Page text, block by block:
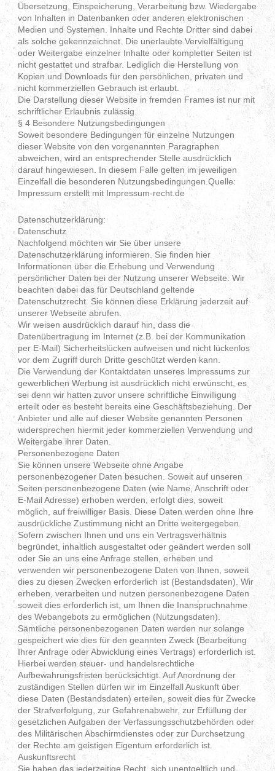
Übersetzung, Einspeicherung, Verarbeitung bzw. Wiedergabe
von Inhalten in Datenbanken oder anderen elektronischen
Medien und Systemen. Inhalte und Rechte Dritter sind dabei
als solche gekennzeichnet. Die unerlaubte Vervielfältigung
oder Weitergabe einzelner Inhalte oder kompletter Seiten ist
nicht gestattet und strafbar. Lediglich die Herstellung von
Kopien und Downloads für den persönlichen, privaten und
nicht kommerziellen Gebrauch ist erlaubt.
Die Darstellung dieser Website in fremden Frames ist nur mit
schriftlicher Erlaubnis zulässig.
§ 4 Besondere Nutzungsbedingungen
Soweit besondere Bedingungen für einzelne Nutzungen
dieser Website von den vorgenannten Paragraphen
abweichen, wird an entsprechender Stelle ausdrücklich
darauf hingewiesen. In diesem Falle gelten im jeweiligen
Einzelfall die besonderen Nutzungsbedingungen.Quelle:
Impressum erstellt mit Impressum-recht.de
Datenschutzerklärung:
Datenschutz
Nachfolgend möchten wir Sie über unsere
Datenschutzerklärung informieren. Sie finden hier
Informationen über die Erhebung und Verwendung
persönlicher Daten bei der Nutzung unserer Webseite. Wir
beachten dabei das für Deutschland geltende
Datenschutzrecht. Sie können diese Erklärung jederzeit auf
unserer Webseite abrufen.
Wir weisen ausdrücklich darauf hin, dass die
Datenübertragung im Internet (z.B. bei der Kommunikation
per E-Mail) Sicherheitslücken aufweisen und nicht lückenlos
vor dem Zugriff durch Dritte geschützt werden kann.
Die Verwendung der Kontaktdaten unseres Impressums zur
gewerblichen Werbung ist ausdrücklich nicht erwünscht, es
sei denn wir hatten zuvor unsere schriftliche Einwilligung
erteilt oder es besteht bereits eine Geschäftsbeziehung. Der
Anbieter und alle auf dieser Website genannten Personen
widersprechen hiermit jeder kommerziellen Verwendung und
Weitergabe ihrer Daten.
Personenbezogene Daten
Sie können unsere Webseite ohne Angabe
personenbezogener Daten besuchen. Soweit auf unseren
Seiten personenbezogene Daten (wie Name, Anschrift oder
E-Mail Adresse) erhoben werden, erfolgt dies, soweit
möglich, auf freiwilliger Basis. Diese Daten werden ohne Ihre
ausdrückliche Zustimmung nicht an Dritte weitergegeben.
Sofern zwischen Ihnen und uns ein Vertragsverhältnis
begründet, inhaltlich ausgestaltet oder geändert werden soll
oder Sie an uns eine Anfrage stellen, erheben und
verwenden wir personenbezogene Daten von Ihnen, soweit
dies zu diesen Zwecken erforderlich ist (Bestandsdaten). Wir
erheben, verarbeiten und nutzen personenbezogene Daten
soweit dies erforderlich ist, um Ihnen die Inanspruchnahme
des Webangebots zu ermöglichen (Nutzungsdaten).
Sämtliche personenbezogenen Daten werden nur solange
gespeichert wie dies für den geannten Zweck (Bearbeitung
Ihrer Anfrage oder Abwicklung eines Vertrags) erforderlich ist.
Hierbei werden steuer- und handelsrechtliche
Aufbewahrungsfristen berücksichtigt. Auf Anordnung der
zuständigen Stellen dürfen wir im Einzelfall Auskunft über
diese Daten (Bestandsdaten) erteilen, soweit dies für Zwecke
der Strafverfolgung, zur Gefahrenabwehr, zur Erfüllung der
gesetzlichen Aufgaben der Verfassungsschutzbehörden oder
des Militärischen Abschirmdienstes oder zur Durchsetzung
der Rechte am geistigen Eigentum erforderlich ist.
Auskunftsrecht
Sie haben das jederzeitige Recht, sich unentgeltlich und